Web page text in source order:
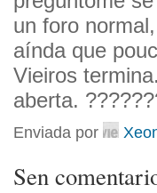
un foro
aínda que
Vieiros
aberta.
Enviada por
Sen